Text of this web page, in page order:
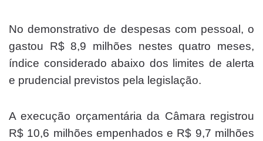
No demonstrativo de despesas com pessoal, o
gastou R$ 8,9 milhões nestes quatro meses,
índice considerado abaixo dos limites de alerta
e prudencial previstos pela legislação.
A execução orçamentária da Câmara registrou
R$ 10,6 milhões empenhados e R$ 9,7 milhões